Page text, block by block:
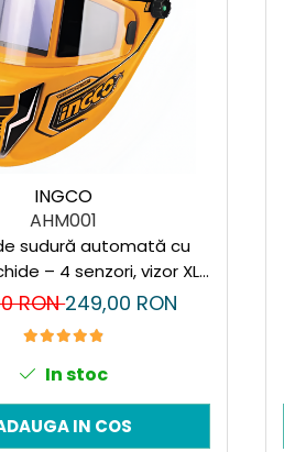
INGCO
AHM001
sudură automată cu
– 4 senzori, vizor XL,
protecție DIN 16
RON249,00 RON
In stoc
IN COS